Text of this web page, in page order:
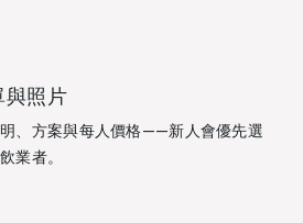
與照片
、方案與每人價格——新人會優先選
業者。